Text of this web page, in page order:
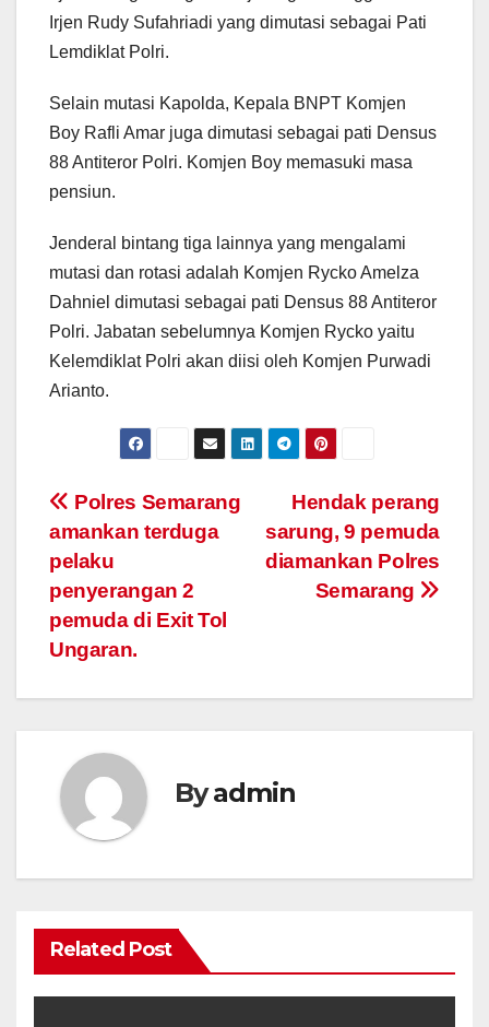
Irjen Rudy Sufahriadi yang dimutasi sebagai Pati
Lemdiklat Polri.
Selain mutasi Kapolda, Kepala BNPT Komjen
Boy Rafli Amar juga dimutasi sebagai pati Densus
88 Antiteror Polri. Komjen Boy memasuki masa
pensiun.
Jenderal bintang tiga lainnya yang mengalami
mutasi dan rotasi adalah Komjen Rycko Amelza
Dahniel dimutasi sebagai pati Densus 88 Antiteror
Polri. Jabatan sebelumnya Komjen Rycko yaitu
Kelemdiklat Polri akan diisi oleh Komjen Purwadi
Arianto.
Post
navigation
Hendak perang
sarung, 9 pemuda
diamankan Polres
Semarang
Polres Semarang
amankan terduga
pelaku
penyerangan 2
pemuda di Exit Tol
Ungaran.
Byadmin
Related Post